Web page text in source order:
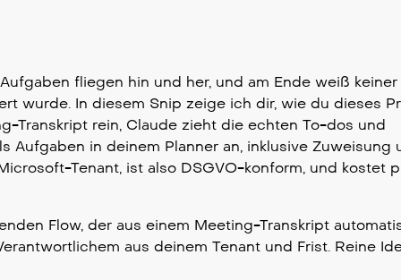
fliegen hin und her, und am Ende weiß keiner
wurde. In diesem Snip zeige ich dir, wie du dieses
Transkript rein, Claude zieht die echten To-dos und
Aufgaben in deinem Planner an, inklusive Zuweisung
Tenant, ist also DSGVO-konform, und kostet
Flow, der aus einem Meeting-Transkript
aus deinem Tenant und Frist. Reine